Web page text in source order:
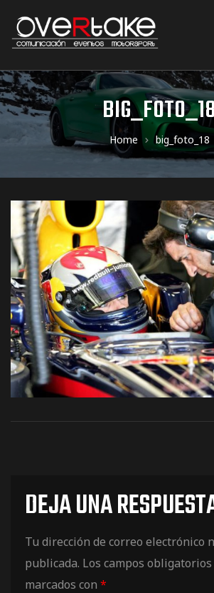
Home big_foto_18
DEJA UNA
Tu dirección de correo electrónico
publicada. Los campos
marcados con *
de